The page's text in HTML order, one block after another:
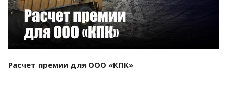
Расчет премии для ООО «КПК»